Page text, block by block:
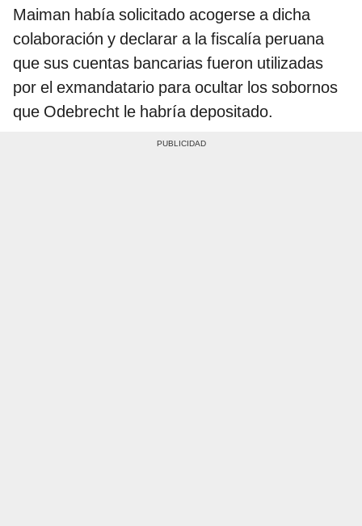
Maiman había solicitado acogerse a dicha
colaboración y declarar a la fiscalía peruana
que sus cuentas bancarias fueron utilizadas
por el exmandatario para ocultar los sobornos
que Odebrecht le habría depositado.